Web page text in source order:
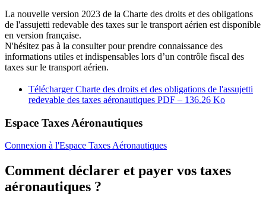
La nouvelle version 2023 de la Charte des droits et des obligations
de l'assujetti redevable des taxes sur le transport aérien est disponible
en version française.
N'hésitez pas à la consulter pour prendre connaissance des
informations utiles et indispensables lors d’un contrôle fiscal des
taxes sur le transport aérien.
Télécharger Charte des droits et des obligations de l'assujetti
redevable des taxes aéronautiques PDF – 136.26 Ko
Espace Taxes Aéronautiques
Connexion à l'Espace Taxes Aéronautiques
Comment déclarer et payer vos taxes
aéronautiques ?